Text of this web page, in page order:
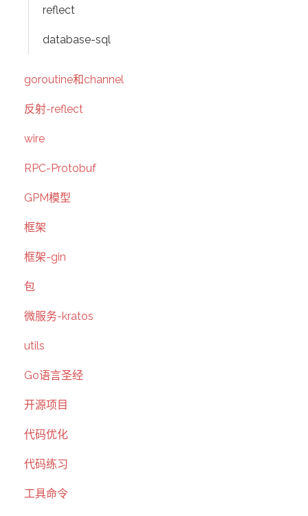
reflect
database-sql
goroutine和channel
反射-reflect
wire
RPC-Protobuf
GPM模型
框架
框架-gin
包
微服务-kratos
utils
Go语言圣经
开源项目
代码优化
代码练习
工具命令